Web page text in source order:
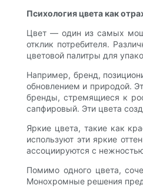
Психология цвета как
Цвет — один из самых
отклик потребителя.
цветовой палитры для
Например, бренд,
обновлением и природой.
бренды, стремящиеся к
сапфировый. Эти цвета
Яркие цвета, такие как
используют эти яркие
ассоциируются с
Помимо одного цвета,
Монохромные решения